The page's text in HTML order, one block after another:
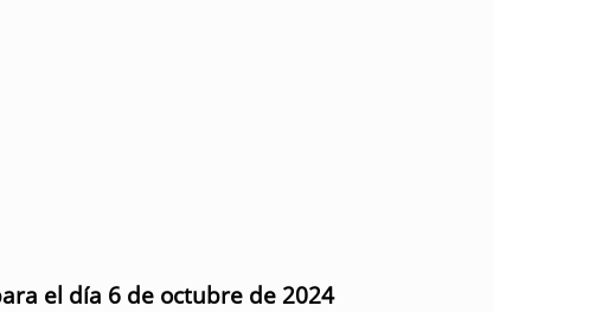
el día 6 de octubre de 2024